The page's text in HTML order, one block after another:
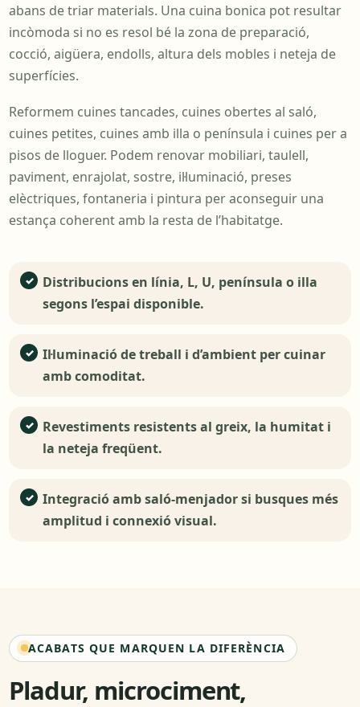
abans de triar materials. Una cuina bonica pot resultar
incòmoda si no es resol bé la zona de preparació,
cocció, aigüera, endolls, altura dels mobles i neteja de
superfícies.
Reformem cuines tancades, cuines obertes al saló,
cuines petites, cuines amb illa o península i cuines per a
pisos de lloguer. Podem renovar mobiliari, taulell,
paviment, enrajolat, sostre, il·luminació, preses
elèctriques, fontaneria i pintura per aconseguir una
estança coherent amb la resta de l’habitatge.
Distribucions en línia, L, U, península o illa
segons l’espai disponible.
Il·luminació de treball i d’ambient per cuinar
amb comoditat.
Revestiments resistents al greix, la humitat i
la neteja freqüent.
Integració amb saló-menjador si busques més
amplitud i connexió visual.
ACABATS QUE MARQUEN LA DIFERÈNCIA
Pladur, microciment,